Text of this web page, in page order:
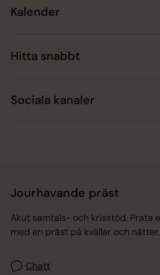
Kalender
Hitta snabbt
Sociala kanaler
Jourhavande präst
Akut samtals- och krisstöd. Prata
med en präst på kvällar och nätter.
Chatt